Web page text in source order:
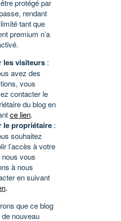
protégé par
rendant
tant que
premium n’a
les visiteurs :
avez des
vous
contacter le
du blog en
ce lien.
le propriétaire :
souhaitez
l’accès à votre
nous vous
à nous
en suivant
.
que ce blog
nouveau